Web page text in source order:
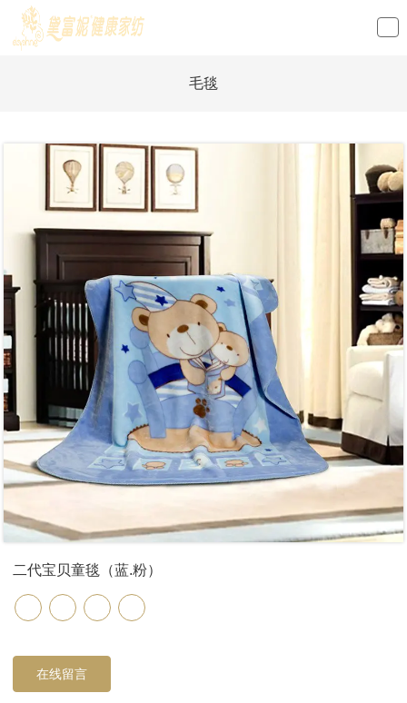
loading
毛毯
二代宝贝童毯（蓝.粉）
在线留言